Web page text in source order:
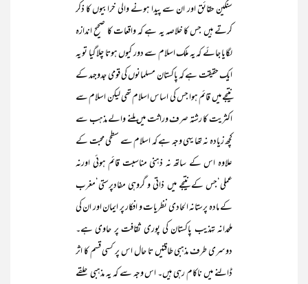
سنگین حقائق اور ان سے پیدا ہونے والی خرابیوں کا ذکر
کرتے ہیں جس کا خلاصہ یہ ہے کہ واقعات کا صحیح اندازہ
لگایا جائے کہ یہ ملک اسلام سے دور کیوں ہوتا چلا گیا تو یہ
ایک حقیقت ہے کہ پاکستان مسلمانوں کی قومی جدوجہد کے
نتیجے میں قائم ہوا جس کی اساس اسلام تھی لیکن اسلام سے
اکثریت کا رشتہ صرف وراثت میں ملنے والے مذہب سے
کچھ زیادہ نہ تھا یہی وجہ ہے کہ اسلام سے سطحی محبت کے
علاوہ اس کے ساتھ نہ ذہنی مناسبت قائم ہوئی اورنہ
عملی‘جس کے نتیجے میں ذاتی و گروہی مفادپرستی‘مغرب
کے مادہ پرستانہ الحادی نظریات و افکار پر ایمان اور ان کی
ملحدانہ تہذیب پاکستان کی پوری ثقافت پر حاوی ہے۔
دوسری طرف مذہبی طاقتیں تا حال اس پر کسی قسم کا اثر
ڈالنے میں ناکام رہی ہیں۔ اس وجہ سے کہ یہ مذہبی حلقے